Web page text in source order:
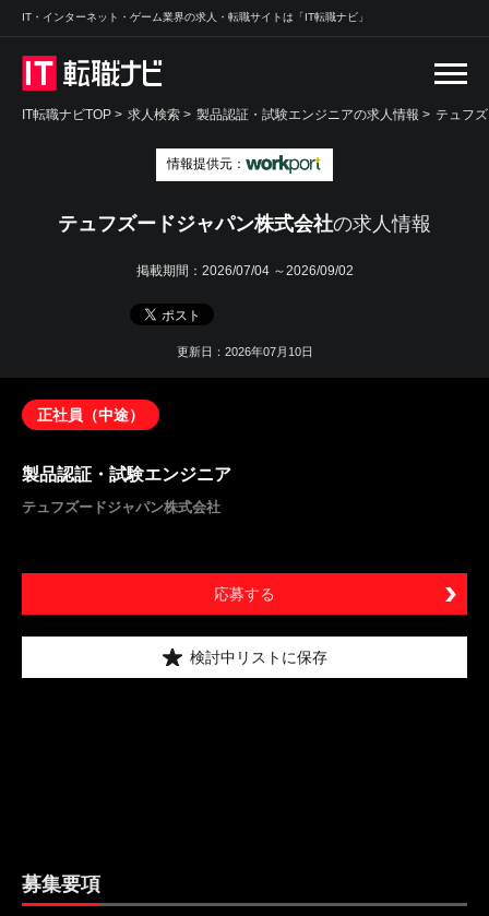
IT・インターネット・ゲーム業界の求人・転職サイトは「IT転職ナビ」
IT転職ナビTOP > 求人検索 > 製品認証・試験エンジニアの求人情報 > テュフ
情報提供元：
テュフズードジャパン株式会社の求人情報
掲載期間： 2026/07/04 ～2026/09/02
更新日：2026年07月10日
正社員（中途）
製品認証・試験エンジニア
テュフズードジャパン株式会社
応募する
検討中リストに保存
募集要項